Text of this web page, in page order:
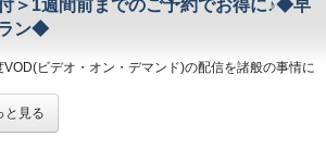
街…徒歩約15分/はりまや橋…徒歩約10分
(四国八十八ヶ所)
札所 竹林寺…車で約20分
札所 雪蹊寺…車で約20分
ビデオオンデマンド)設置(500円/泊)
料貸出グッズ
間フロント対応
セス◇
知駅…徒歩5分
IC…車で約10分
◇
した大浴場は一日の疲れが癒やされると好評です!
れを癒して下さい。男湯にはサウナも完備♪
間
大浴場/15:00～25:00/6:00～9:00
用サウナ/15:00～24:00
目で分かる！ホテル港屋の５つの特徴☆★
知駅から徒歩5分の好立地!
睡眠をご提供!シモンズ社製ベッドを全洋室に採用
とした男女大浴場!深夜は1時まで朝は6時00分から入
＞1週間前までのご予約でお得に♪◆早
ン◆
VOD(ビデオ・オン・デマンド)の配信を諸般の事情に
た。
ご愛顧いただき、誠にありがとうございました。
と見る